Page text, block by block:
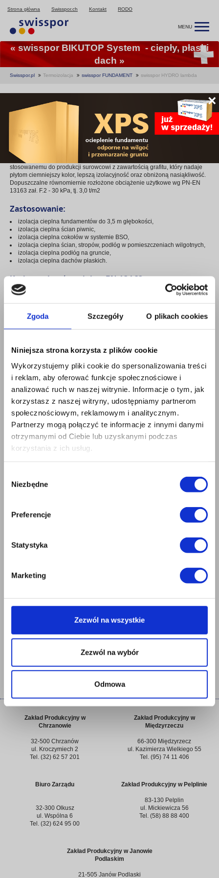
Zgoda Szczegóły O plikach cookies
Niniejsza strona korzysta z plików cookie
Wykorzystujemy pliki cookie do spersonalizowania treści
i reklam, aby oferować funkcje społecznościowe i
analizować ruch w naszej witrynie. Informacje o tym, jak
korzystasz z naszej witryny, udostępniamy partnerom
społecznościowym, reklamowym i analitycznym.
Partnerzy mogą połączyć te informacje z innymi danymi
otrzymanymi od Ciebie lub uzyskanymi podczas
korzystania z ich usług.
zgody
Niezbędne
Preferencje
Statystyka
Marketing
Zezwól na wszystkie
Zezwól na wybór
Odmowa
×
Strona główna Swisspor.ch Kontakt RODO
MENU
« swisspor BIKUTOP System - ciepły, płaski
dach »
Swisspor.pl Termoizolacja swisspor FUNDAMENT swisspor HYDRO lambda
UWAGA!
Dopuszczalna głębokość stosowania do 3,5m poniżej poziomu gruntu.
swisspor HYDRO lambda
swisspor HYDRO lambda to płyty z polistyrenu ekspandowanego
produkowane w technologi indywidualnego wtrysku do formy
(agregatowej). Dzięki takiej technologii, struktura spienionych granulek nie
jest naruszona,co w konsekwencji zmniejsza chłonność wody. Dodatkowo
swisspor HYDRO lambda swoje wyjątkowe parametry zawdzięcza
stosowanemu do produkcji surowcowi z zawartością grafitu, który nadaje
płytom ciemniejszy kolor, lepszą izolacyjność oraz obniżoną nasiąkliwość.
Dopuszczalne równomiernie rozłożone obciążenie użytkowe wg PN-EN
13163 zał. F.2 - 30 kPa, tj. 3,0 t/m2
Zastosowanie:
izolacja cieplna fundamentów do 3,5 m głębokości,
izolacja cieplna ścian piwnic,
izolacja cieplna cokołów w systemie BSO,
izolacja cieplna ścian, stropów, podłóg w pomieszczeniach wilgotnych,
izolacja cieplna podłóg na gruncie,
izolacja cieplna dachów płaskich.
Kod wyrobu: (zgodnie z EN 13163:
2012+A1:2015)
T2-L3-W3-Sb5-P10-BS150-CS(10)100-DS(N)2-DS(70,-)2-DLT(1)5-
WL(T)3,5
Parametry techniczne:
Właściwość
Deklarowany współczynnik przewodzenia ciepła λ
0,031
[W/mK]
Naprężenia ściskające przy 10% odkształceniu
względnym
≥ 100 kPa
Poziom nasiąkliwości wodą przy długotrwałym
całkowitym zanurzeniu
≤ 3,5 %
Klasa reakcji na ogień E
Zakład Produkcyjny w
Chrzanowie
32-500 Chrzanów
ul. Kroczymiech 2
Tel. (32) 62 57 201
Zakład Produkcyjny w
Międzyrzeczu
66-300 Międzyrzecz
ul. Kazimierza Wielkiego 55
Tel. (95) 74 11 406
Biuro Zarządu
32-300 Olkusz
ul. Wspólna 6
Tel. (32) 624 95 00
Zakład Produkcyjny w Pelplinie
83-130 Pelplin
ul. Mickiewicza 56
Tel. (58) 88 88 400
Zakład Produkcyjny w Janowie
Podlaskim
21-505 Janów Podlaski